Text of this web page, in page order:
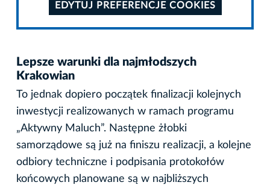
EDYTUJ PREFERENCJE COOKIES
Lepsze warunki dla najmłodszych
Krakowian
To jednak dopiero początek finalizacji kolejnych
inwestycji realizowanych w ramach programu
„Aktywny Maluch”. Następne żłobki
samorządowe są już na finiszu realizacji, a kolejne
odbiory techniczne i podpisania protokołów
końcowych planowane są w najbliższych